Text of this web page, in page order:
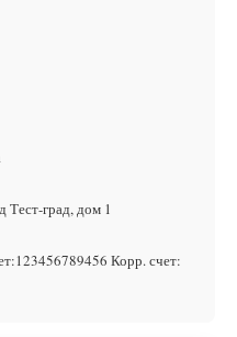
Тест-град, дом 1
Корр. счет: